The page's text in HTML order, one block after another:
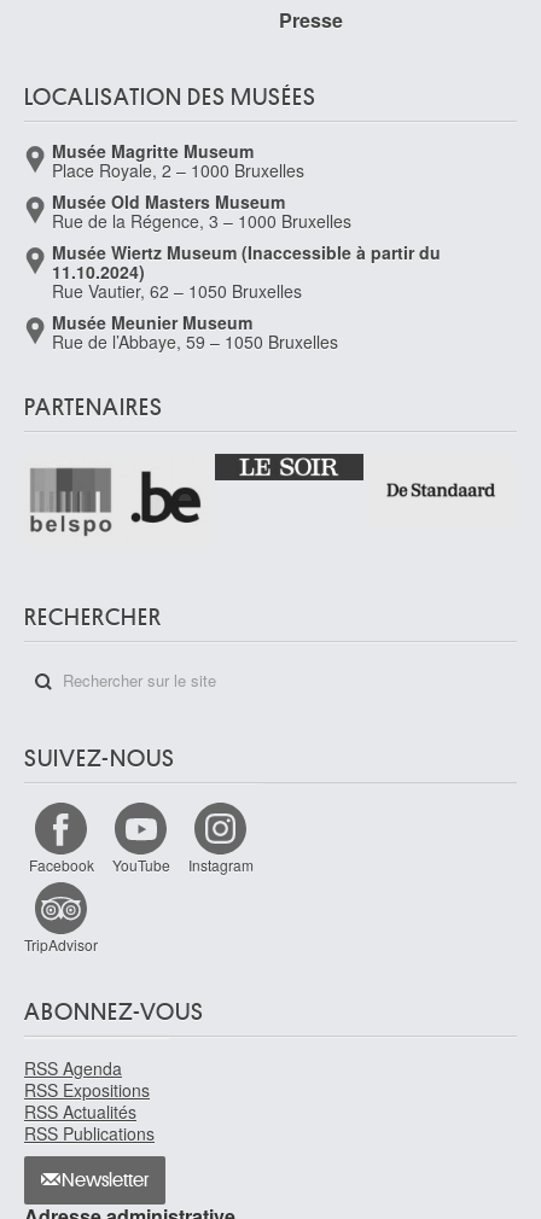
Presse
LOCALISATION DES MUSÉES
Musée Magritte Museum
Place Royale, 2 – 1000 Bruxelles
Musée Old Masters Museum
Rue de la Régence, 3 – 1000 Bruxelles
Musée Wiertz Museum (Inaccessible à partir du
11.10.2024)
Rue Vautier, 62 – 1050 Bruxelles
Musée Meunier Museum
Rue de l’Abbaye, 59 – 1050 Bruxelles
PARTENAIRES
RECHERCHER
SUIVEZ-NOUS
Facebook YouTube Instagram
TripAdvisor
ABONNEZ-VOUS
RSS Agenda
RSS Expositions
RSS Actualités
RSS Publications
Newsletter